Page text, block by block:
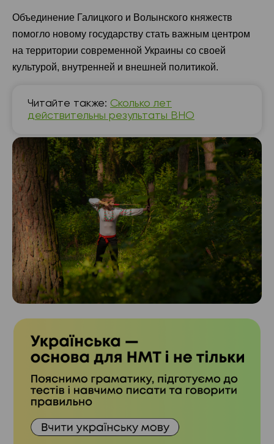
Объединение Галицкого и Волынского княжеств
помогло новому государству стать важным центром
на территории современной Украины со своей
культурой, внутренней и внешней политикой.
Читайте также: Сколько лет
действительны результаты ВНО